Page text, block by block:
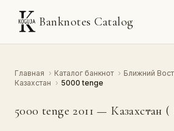
Banknotes Catalog
Главная › Каталог банкнот › Ближний
Казахстан › 5000 tenge
5000 tenge 2011 — Казахстан (